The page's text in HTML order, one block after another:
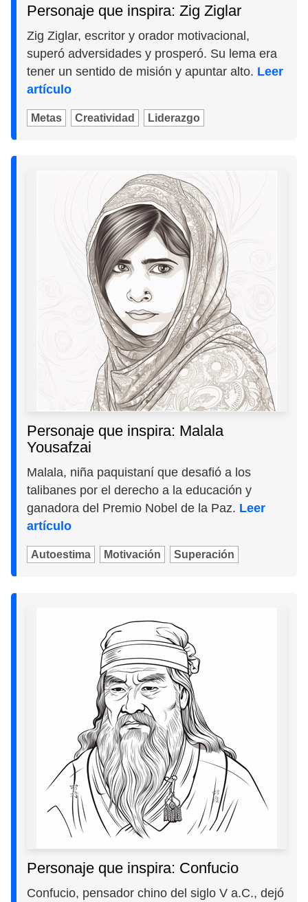
Personaje que inspira: Zig Ziglar
Zig Ziglar, escritor y orador motivacional,
superó adversidades y prosperó. Su lema era
tener un sentido de misión y apuntar alto. Leer
artículo
Metas Creatividad Liderazgo
Personaje que inspira: Malala
Yousafzai
Malala, niña paquistaní que desafió a los
talibanes por el derecho a la educación y
ganadora del Premio Nobel de la Paz. Leer
artículo
Autoestima Motivación Superación
Personaje que inspira: Confucio
Confucio, pensador chino del siglo V a.C., dejó